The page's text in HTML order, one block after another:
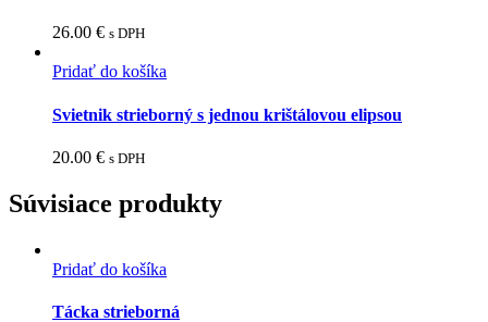
26.00 € s DPH
Pridať do košíka
Svietnik strieborný s jednou krištálovou elipsou
20.00 € s DPH
Súvisiace produkty
Pridať do košíka
Tácka strieborná